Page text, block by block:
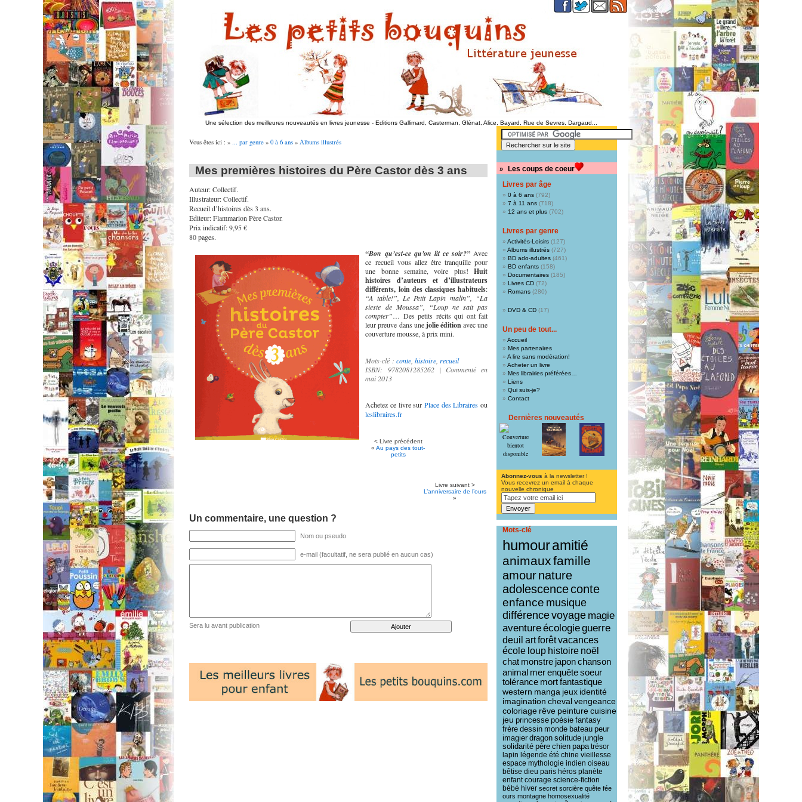
Une sélection des meilleures nouveautés en livres jeunesse - Editions Gallimard, Casterman, Glénat, Alice, Bayard, Rue de Sevres, Dargaud...
Vous êtes ici : » ... par genre » 0 à 6 ans » Albums illustrés
Mes premières histoires du Père Castor dès 3 ans
Auteur: Collectif.
Illustrateur: Collectif.
Recueil d’histoires dès 3 ans.
Editeur: Flammarion Père Castor.
Prix indicatif: 9,95 €
80 pages.
“Bon qu’est-ce qu’on lit ce soir?”Avec
ce recueil vous allez être tranquille pour
une bonne semaine, voire plus! Huit
histoires d’auteurs et d’illustrateurs
différents, loin des classiques habituels:
“A table!”, Le Petit Lapin malin”, “La
sieste de Moussa”, “Loup ne sait pas
compter”… Des petits récits qui ont fait
leur preuve dans unejolie éditionavec une
couverture mousse, à prix mini.
Mots-clé :conte ,histoire ,recueil
ISBN: 9782081285262 | Commenté en
mai 2013
Achetez ce livre surPlace des Libraires ou
leslibraires.fr
< Livre précédent
«Au pays des tout-
petits
Livre suivant >
L’anniversaire de l’ours
»
Un commentaire, une question ?
Nom ou pseudo
e-mail (facultatif, ne sera publié en aucun cas)
Sera lu avant publication
»
Les coups de coeur
Livres par âge
0 à 6 ans (792)
7 à 11 ans (718)
12 ans et plus (702)
Livres par genre
Activités-Loisirs (127)
Albums illustrés (727)
BD ado-adultes (461)
BD enfants (158)
Documentaires (185)
Livres CD (72)
Romans (280)
DVD & CD (17)
Un peu de tout...
Accueil
Mes partenaires
A lire sans modération!
Acheter un livre
Mes librairies préférées…
Liens
Qui suis-je?
Contact
Dernières nouveautés
Abonnez-vous à la newsletter !
Vous recevrez un email à chaque
nouvelle chronique
Mots-clé
humouramitié
animauxfamille
amournature
adolescenceconte
enfance musique
différencevoyage magie
aventureécologieguerre
deuil artforêtvacances
école loup histoire noël
chat monstre japonchanson
animal merenquêtesoeur
tolérance mortfantastique
western manga jeux identité
imagination chevalvengeance
coloriage rêve peinture cuisine
jeu princesse poésie fantasy
frère dessin monde bateau peur
imagier dragon solitude jungle
solidarité père chien papa trésor
lapin légende été chine vieillesse
espace mythologie indien oiseau
bêtise dieu paris héros planète
enfant courage science-fiction
bébé hiver secret sorcière quête fée
ours montagne homosexualité